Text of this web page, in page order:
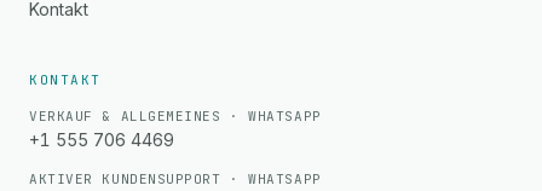
Kontakt
KONTAKT
VERKAUF & ALLGEMEINES · WHATSAPP
+1 555 706 4469
AKTIVER KUNDENSUPPORT · WHATSAPP